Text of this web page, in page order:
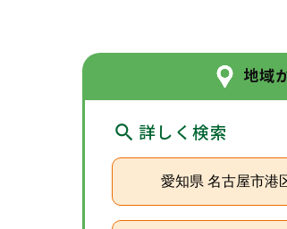
地域
詳しく検索
愛知県 名古屋市港